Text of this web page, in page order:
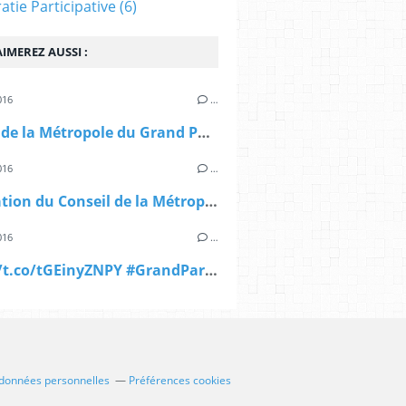
AUSSI :
…
Le logo de la Métropole du Grand Paris #MGP...
…
Installation du Conseil de la Métropole du Grand...
…
https://t.co/tGEinyZNPY #GrandParis #MGP
Participative(6)
personnelles Préférences cookies